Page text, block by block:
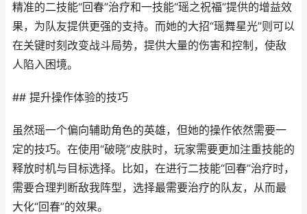
精准的二技能“回春”治疗和一技能“瑶之祝福”提供的增益效
果，为队友提供更强的支持。而她的大招“瑶舞星光”则可以
在关键时刻改变战斗局势，提供大量的伤害和控制，使敌
人陷入困境。
## 提升操作体验的技巧
虽然瑶一个偏向辅助角色的英雄，但她的操作依然需要一
定的技巧。在使用“破晓”皮肤时，玩家需要更加注重技能的
释放时机与目标选择。比如，在进行二技能“回春”治疗时，
需要合理判断敌我阵型，选择最需要治疗的队友，从而最
大化“回春”的效果。